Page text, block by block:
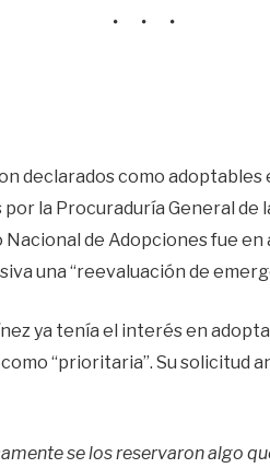
declarados como
la Procuraduría General de
de Adopciones fue
una “reevaluación de
ya tenía el interés en
“prioritaria”. Su solicitud
se los reservaron algo